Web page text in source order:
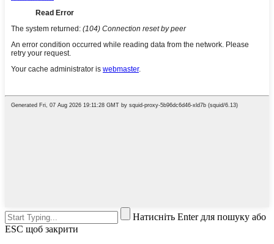
Натисніть Enter для пошуку або
ESC щоб закрити